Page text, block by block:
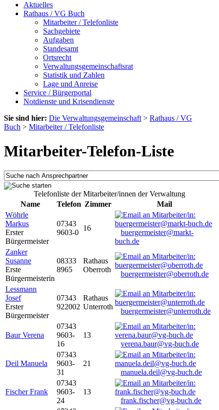
Aktuelles
Rathaus / VG Buch
Mitarbeiter / Telefonliste
Sachgebiete
Aufgaben
Standesamt
Ortsrecht
Verwaltungsgemeinschaftsrat
Statistik und Zahlen
Lage und Anreise
Service / Bürgerportal
Notdienste und Krisendienste
Sie sind hier: Die Verwaltungsgemeinschaft > Rathaus / VG
Buch > Mitarbeiter / Telefonliste
Mitarbeiter-Telefon-Liste
Telefonliste der Mitarbeiter/innen der Verwaltung
Name
Telefon Zimmer
Mail
Wöhrle
Markus
Erster
Bürgermeister
07343
9603-0
16
buergermeister@markt-
buch.de
Zanker
Susanne
Erste
Bürgermeisterin
08333
8965
Rathaus
Oberroth
buergermeister@oberroth.de
Lessmann
Josef
Erster
Bürgermeister
07343
922002
Rathaus
Unterroth
buergermeister@unterroth.de
Baur Verena
07343
9603-
16
13
verena.baur@vg-buch.de
Deil Manuela
07343
9603-
31
21
manuela.deil@vg-buch.de
Fischer Frank
07343
9603-
24
13
frank.fischer@vg-buch.de